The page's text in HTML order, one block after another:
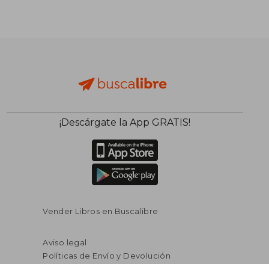
¡Descárgate la App GRATIS!
Vender Libros en Buscalibre
Aviso legal
Políticas de Envío y Devolución